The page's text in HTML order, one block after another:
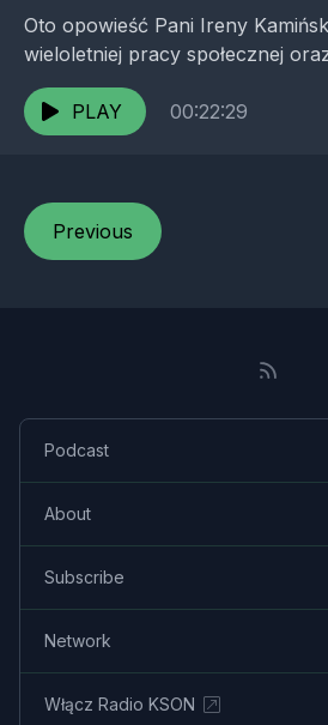
Oto opowieść Pani Ireny
wieloletniej pracy społecznej
rzecz regionu karkonoskiego.
powojenny przyjazd do Jeleniej...
PLAY 00:22:29
Previous
Podcast
About
Subscribe
Network
Włącz Radio KSON